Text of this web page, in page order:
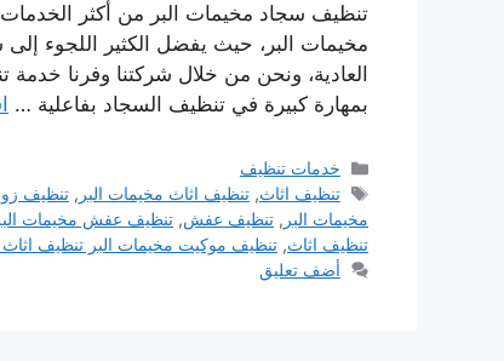
تنظيف سجاد مخيمات البر من أكثر
مخيمات البر، حيث يفضل الكثير اللجوء
العادية، ونحن من خلال شركتنا وفرنا
بمهارة كبيرة في تنظيف السجاد بفاعلية …
التصنيفات
خدمات تنظيف
الوسوم
تنظيف اثاث,تنظيف اثاث مخيمات البر ,تنظيف
مخيمات البر , تنظيف عفش, تنظيف عفش مخيمات
تنظيف اثاث, تنظيف موكيت مخيمات البر تنظيف
أضف تعليق